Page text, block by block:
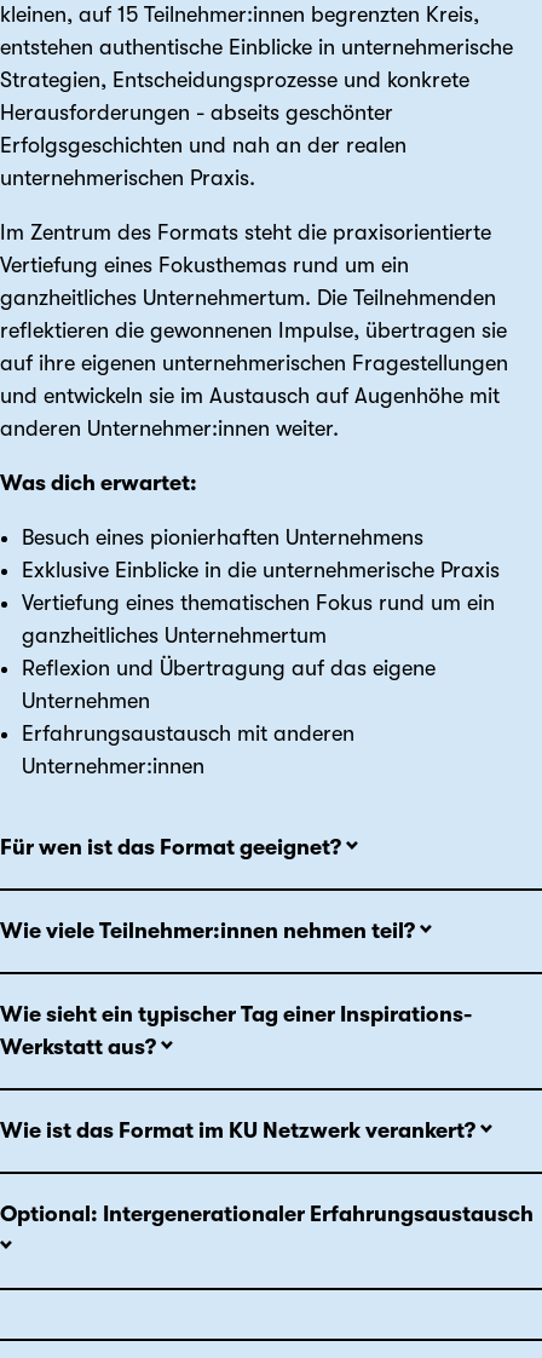
kleinen, auf 15 Teilnehmer:innen begrenzten Kreis,
entstehen authentische Einblicke in unternehmerische
Strategien, Entscheidungsprozesse und konkrete
Herausforderungen - abseits geschönter
Erfolgsgeschichten und nah an der realen
unternehmerischen Praxis.
Im Zentrum des Formats steht die praxisorientierte
Vertiefung eines Fokusthemas rund um ein
ganzheitliches Unternehmertum. Die Teilnehmenden
reflektieren die gewonnenen Impulse, übertragen sie
auf ihre eigenen unternehmerischen Fragestellungen
und entwickeln sie im Austausch auf Augenhöhe mit
anderen Unternehmer:innen weiter.
Was dich erwartet:
Besuch eines pionierhaften Unternehmens
Exklusive Einblicke in die unternehmerische Praxis
Vertiefung eines thematischen Fokus rund um ein
ganzheitliches Unternehmertum
Reflexion und Übertragung auf das eigene
Unternehmen
Erfahrungsaustausch mit anderen
Unternehmer:innen
Für wen ist das Format geeignet?
Wie viele Teilnehmer:innen nehmen teil?
Wie sieht ein typischer Tag einer Inspirations-
Werkstatt aus?
Wie ist das Format im KU Netzwerk verankert?
Optional: Intergenerationaler Erfahrungsaustausch